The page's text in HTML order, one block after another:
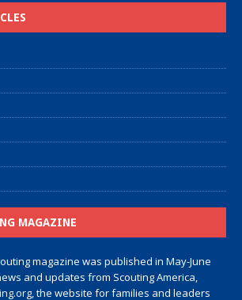
MAGAZINE
magazine was published in May-June
and updates from Scouting America,
, the website for families and leaders